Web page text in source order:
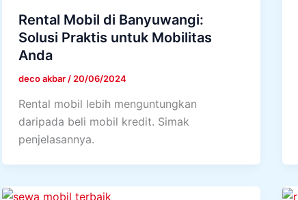
Rental Mobil di Banyuwangi:
Solusi Praktis untuk Mobilitas
Anda
deco akbar / 20/06/2024
Rental mobil lebih menguntungkan
daripada beli mobil kredit. Simak
penjelasannya.